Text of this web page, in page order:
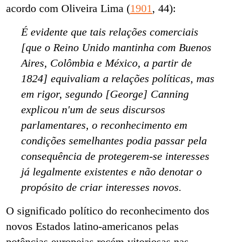
acordo com Oliveira Lima (1901, 44):
É evidente que tais relações comerciais
[que o Reino Unido mantinha com Buenos
Aires, Colômbia e México, a partir de
1824] equivaliam a relações políticas, mas
em rigor, segundo [George] Canning
explicou n'um de seus discursos
parlamentares, o reconhecimento em
condições semelhantes podia passar pela
consequência de protegerem-se interesses
já legalmente existentes e não denotar o
propósito de criar interesses novos.
O significado político do reconhecimento dos
novos Estados latino-americanos pelas